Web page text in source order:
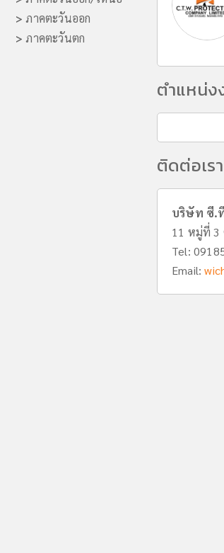
> ภาคตะวันออก
> ภาคตะวันตก
ตำแหน่ง
ติดต่อเรา
บริษัท ซี.
11 หมู่ที่ 3
Tel:
Email: